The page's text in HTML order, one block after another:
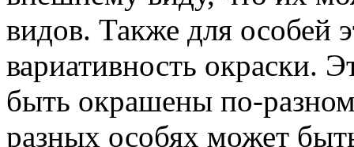
видов. Также для особей
вариативность окраски.
быть окрашены по-
разных особях может